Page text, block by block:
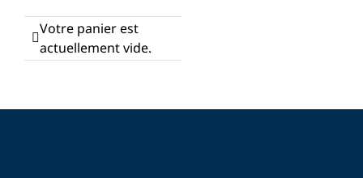
Documentations
Votre panier est
actuellement vide.